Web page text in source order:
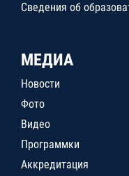
Сведения об
МЕДИА
Новости
Фото
Видео
Программки
Аккредитация